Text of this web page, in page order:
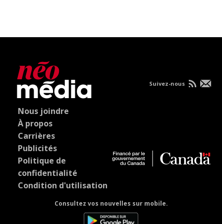
Nous joindre
À propos
Carrières
Publicités
Politique de
confidentialité
Condition d'utilisation
Consultez vos nouvelles sur mobile.
Suivez-nous